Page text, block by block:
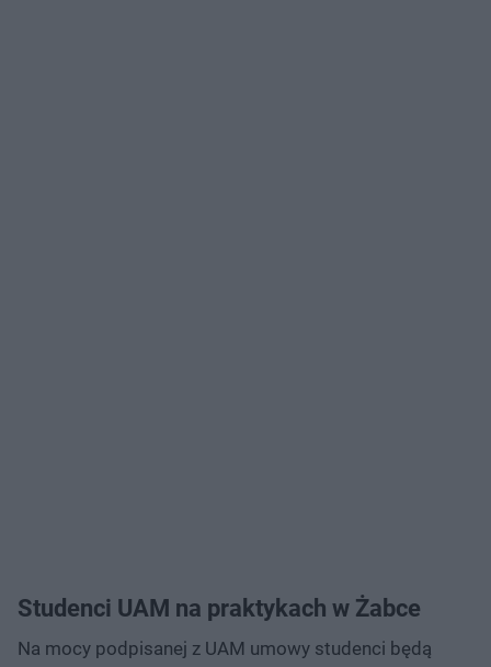
Studenci UAM na praktykach w Żabce
Na mocy podpisanej z UAM umowy studenci będą